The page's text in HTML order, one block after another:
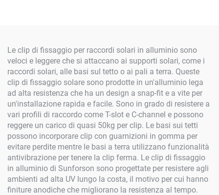
Le clip di fissaggio per raccordi solari in alluminio sono
veloci e leggere che si attaccano ai supporti solari, come i
raccordi solari, alle basi sul tetto o ai pali a terra. Queste
clip di fissaggio solare sono prodotte in un'alluminio lega
ad alta resistenza che ha un design a snap-fit e a vite per
un'installazione rapida e facile. Sono in grado di resistere a
vari profili di raccordo come T-slot e C-channel e possono
reggere un carico di quasi 50kg per clip. Le basi sui tetti
possono incorporare clip con guarnizioni in gomma per
evitare perdite mentre le basi a terra utilizzano funzionalità
antivibrazione per tenere la clip ferma. Le clip di fissaggio
in alluminio di Sunforson sono progettate per resistere agli
ambienti ad alta UV lungo la costa, il motivo per cui hanno
finiture anodiche che migliorano la resistenza al tempo.